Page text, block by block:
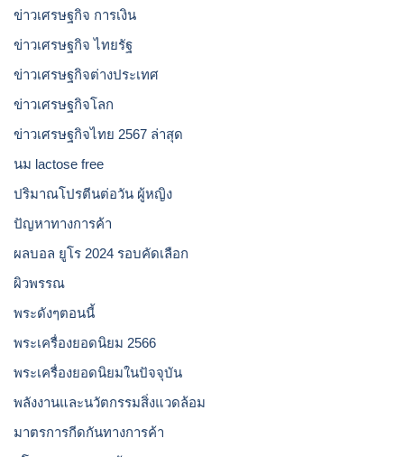
ข่าวเศรษฐกิจ การเงิน
ข่าวเศรษฐกิจ ไทยรัฐ
ข่าวเศรษฐกิจต่างประเทศ
ข่าวเศรษฐกิจโลก
ข่าวเศรษฐกิจไทย 2567 ล่าสุด
นม lactose free
ปริมาณโปรตีนต่อวัน ผู้หญิง
ปัญหาทางการค้า
ผลบอล ยูโร 2024 รอบคัดเลือก
ผิวพรรณ
พระดังๆตอนนี้
พระเครื่องยอดนิยม 2566
พระเครื่องยอดนิยมในปัจจุบัน
พลังงานและนวัตกรรมสิ่งแวดล้อม
มาตรการกีดกันทางการค้า